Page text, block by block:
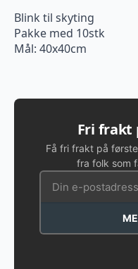
Blink til skyting
Pakke med 10stk
Mål: 40x40cm
Fri frakt
Få fri frakt på
fra folk som